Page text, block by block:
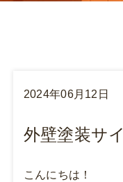
2024年06月12日
外壁塗装サ
こんにちは！